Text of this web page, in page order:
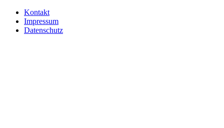
Kontakt
Impressum
Datenschutz